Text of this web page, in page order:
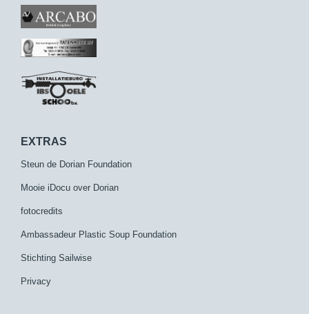
EXTRAS
Steun de Dorian Foundation
Mooie iDocu over Dorian
fotocredits
Ambassadeur Plastic Soup Foundation
Stichting Sailwise
Privacy